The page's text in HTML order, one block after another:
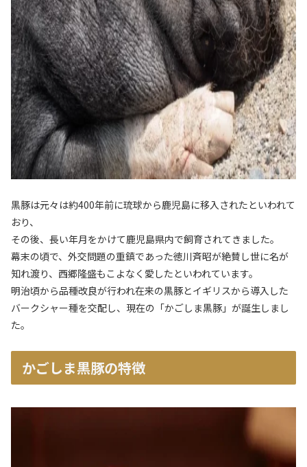
黒豚は元々は約400年前に琉球から鹿児島に移入されたといわれて
おり、
その後、長い年月をかけて鹿児島県内で飼育されてきました。
幕末の頃で、外交問題の重鎮であった徳川斉昭が絶賛し世に名が
知れ渡り、西郷隆盛もこよなく愛したといわれています。
明治頃から品種改良が行われ在来の黒豚とイギリスから導入した
バークシャー種を交配し、現在の「かごしま黒豚」が誕生しまし
た。
かごしま黒豚の特徴